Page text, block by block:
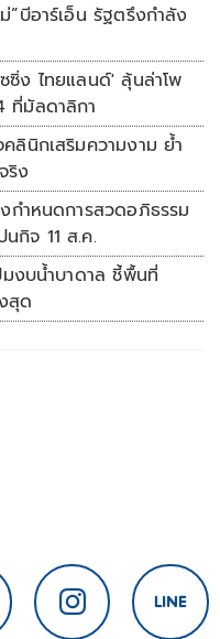
อ็น รัฐตรึงกำลัง
ง ไทยแลนด์' ลุ้นล่าโพ
ที่มัลดาลิกา
ลินิกเสริมความงาม ย้ำ
ริง
กำหนดการสวดอภิธรรม
กิจ 11 ส.ค.
งบน้ำบาดาล ชี้พื้นที่
สุด